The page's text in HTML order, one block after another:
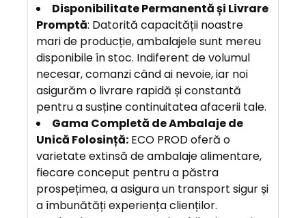
Disponibilitate Permanentă și Livrare
Promptă: Datorită capacității noastre
mari de producție, ambalajele sunt mereu
disponibile în stoc. Indiferent de volumul
necesar, comanzi când ai nevoie, iar noi
asigurăm o livrare rapidă și constantă
pentru a susține continuitatea afacerii tale.
Gama Completă de Ambalaje de
Unică Folosință: ECO PROD oferă o
varietate extinsă de ambalaje alimentare,
fiecare conceput pentru a păstra
prospețimea, a asigura un transport sigur și
a îmbunătăți experiența clienților.